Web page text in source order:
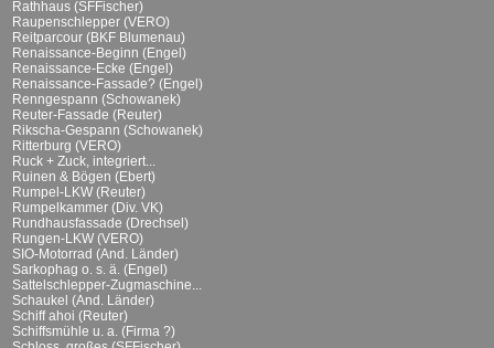
Rathhaus (SFFischer)
Raupenschlepper (VERO)
Reitparcour (BKF Blumenau)
Renaissance-Beginn (Engel)
Renaissance-Ecke (Engel)
Renaissance-Fassade? (Engel)
Renngespann (Schowanek)
Reuter-Fassade (Reuter)
Rikscha-Gespann (Schowanek)
Ritterburg (VERO)
Ruck + Zuck, integriert...
Ruinen & Bögen (Ebert)
Rumpel-LKW (Reuter)
Rumpelkammer (Div. VK)
Rundhausfassade (Drechsel)
Rungen-LKW (VERO)
SIO-Motorrad (And. Länder)
Sarkophag o. s. ä. (Engel)
Sattelschlepper-Zugmaschine...
Schaukel (And. Länder)
Schiff ahoi (Reuter)
Schiffsmühle u. a. (Firma ?)